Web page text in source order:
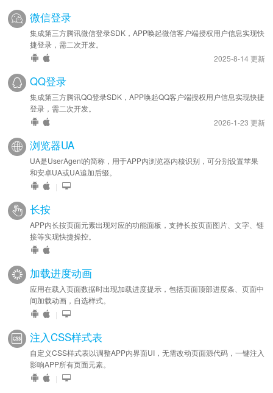
微信登录
集成第三方腾讯微信登录SDK，APP唤起微信客户端授权用户信息实现快
捷登录，需二次开发。
2025-8-14 更新
QQ登录
集成第三方腾讯QQ登录SDK，APP唤起QQ客户端授权用户信息实现快捷
登录，需二次开发。
2026-1-23 更新
浏览器UA
UA是UserAgent的简称，用于APP内浏览器内核识别，可分别设置苹果
和安卓UA或UA追加后缀。
|
长按
APP内长按页面元素出现对应的功能面板，支持长按页面图片、文字、链
接等实现快捷操控。
加载进度动画
应用在载入页面数据时出现加载进度提示，包括页面顶部进度条、页面中
间加载动画，自选样式。
|
注入CSS样式表
自定义CSS样式表以调整APP内界面UI，无需改动页面源代码，一键注入
影响APP所有页面元素。
|